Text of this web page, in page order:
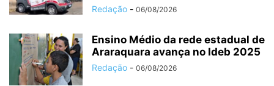
Redação - 06/08/2026
Ensino Médio da rede estadual de
Araraquara avança no Ideb 2025
Redação - 06/08/2026